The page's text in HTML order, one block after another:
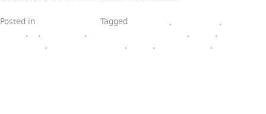
Posted in Tagged , ,
, , , ,
,
, , , ,